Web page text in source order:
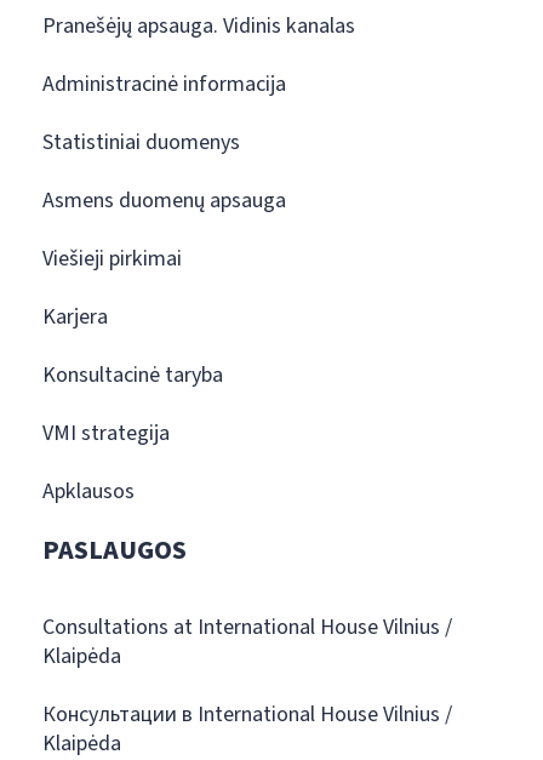
Pranešėjų apsauga. Vidinis kanalas
Administracinė informacija
Statistiniai duomenys
Asmens duomenų apsauga
Viešieji pirkimai
Karjera
Konsultacinė taryba
VMI strategija
Apklausos
PASLAUGOS
Consultations at International House Vilnius /
Klaipėda
Консультации в International House Vilnius /
Klaipėda